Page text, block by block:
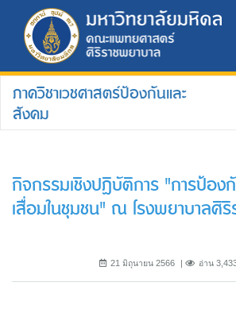
ภาควิชาเวชศาสตร์ป้องกันและ
สังคม
กิจกรรมเชิงปฏิบัติการ "การป้อง
เสื่อมในชุมชน" ณ โรงพยาบาลศิริ
21 มิถุนายน 2566 อ่าน